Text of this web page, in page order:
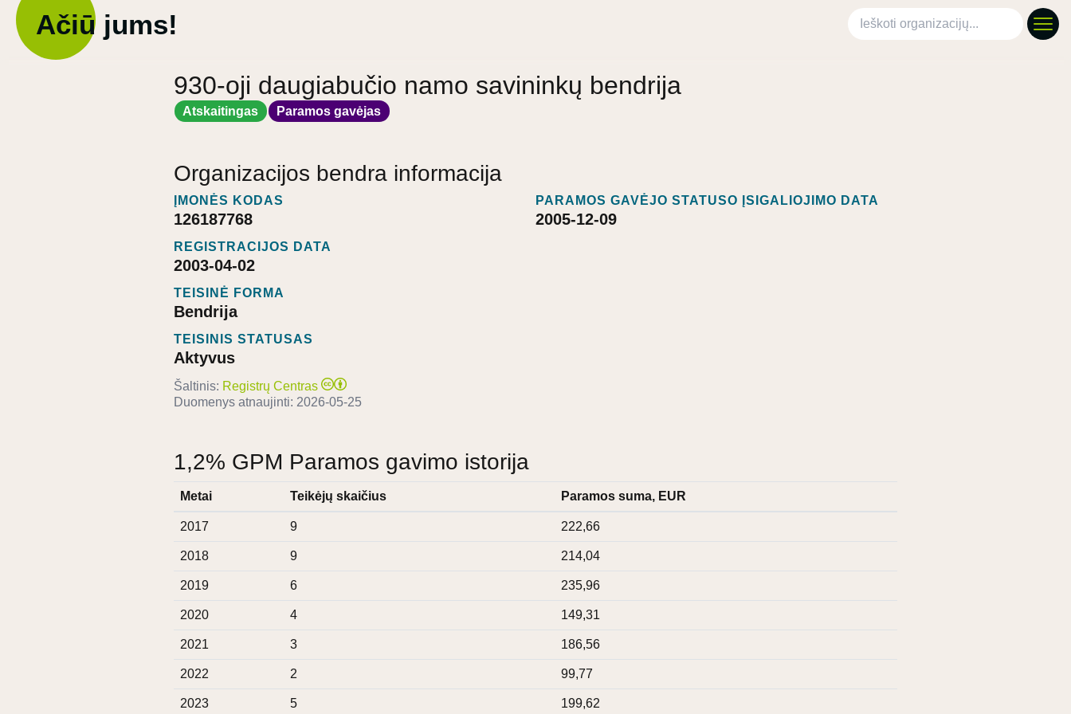
Ačiū jums! Ieškoti organizacijų
930-oji daugiabučio namo savininkų bendrija
Atskaitingas Paramos gavėjas
Organizacijos bendra informacija
ĮMONĖS KODAS
126187768
REGISTRACIJOS DATA
2003-04-02
TEISINĖ FORMA
Bendrija
TEISINIS STATUSAS
Aktyvus
PARAMOS GAVĖJO STATUSO ĮSIGALIOJIMO DATA
2005-12-09
Šaltinis: Registrų Centras
Duomenys atnaujinti: 2026-05-25
1,2% GPM Paramos gavimo istorija
Metai Teikėjų skaičius Paramos suma, EUR
2017 9 222,66
2018 9 214,04
2019 6 235,96
2020 4 149,31
2021 3 186,56
2022 2 99,77
2023 5 199,62